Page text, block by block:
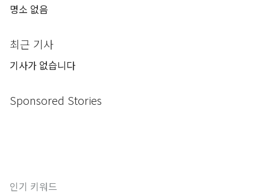
명소 없음
최근 기사
기사가 없습니다
Sponsored Stories
인기 키워드